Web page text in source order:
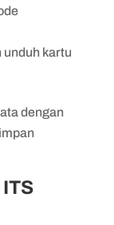
unduh kartu
dengan